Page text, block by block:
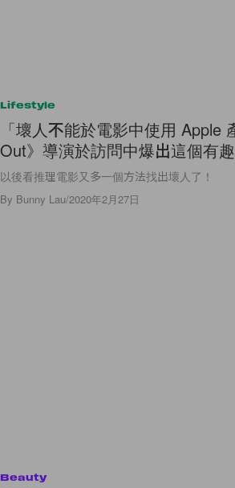
Lifestyle
「壞人不能於電影中使用
Out》導演於訪問中爆出這個有趣
以後看推理電影又多一個方法找出壞人了！
By Bunny Lau/2020年2月27日
Beauty